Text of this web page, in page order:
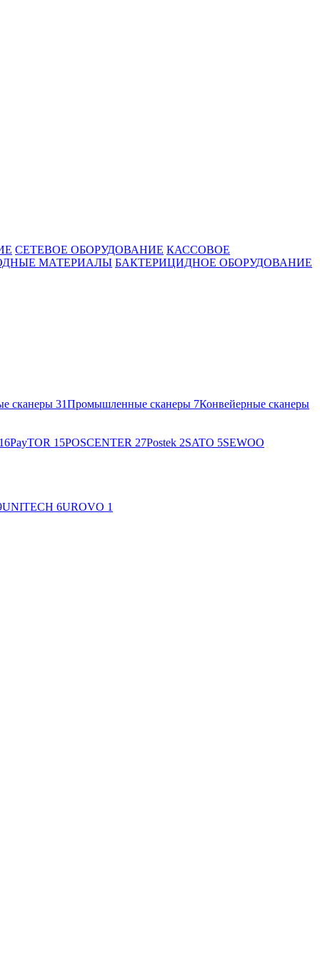
СЕТЕВОЕ ОБОРУДОВАНИЕ КАССОВОЕ
МАТЕРИАЛЫ БАКТЕРИЦИДНОЕ ОБОРУДОВАНИЕ
сканеры 31Промышленные сканеры 7Конвейерные сканеры
16PayTOR 15POSCENTER 27Postek 2SATO 5SEWOO
UNITECH 6UROVO 1